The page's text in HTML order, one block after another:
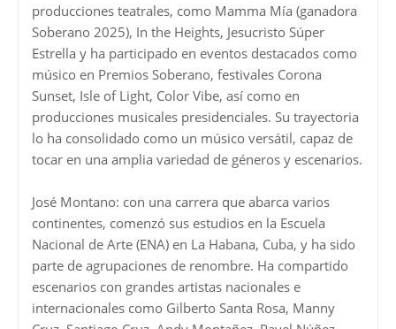
producciones teatrales, como Mamma Mía (ganadora
Soberano 2025), In the Heights, Jesucristo Súper
Estrella y ha participado en eventos destacados como
músico en Premios Soberano, festivales Corona
Sunset, Isle of Light, Color Vibe, así como en
producciones musicales presidenciales. Su trayectoria
lo ha consolidado como un músico versátil, capaz de
tocar en una amplia variedad de géneros y escenarios.
José Montano: con una carrera que abarca varios
continentes, comenzó sus estudios en la Escuela
Nacional de Arte (ENA) en La Habana, Cuba, y ha sido
parte de agrupaciones de renombre. Ha compartido
escenarios con grandes artistas nacionales e
internacionales como Gilberto Santa Rosa, Manny